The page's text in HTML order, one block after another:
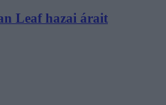
Leaf hazai árait